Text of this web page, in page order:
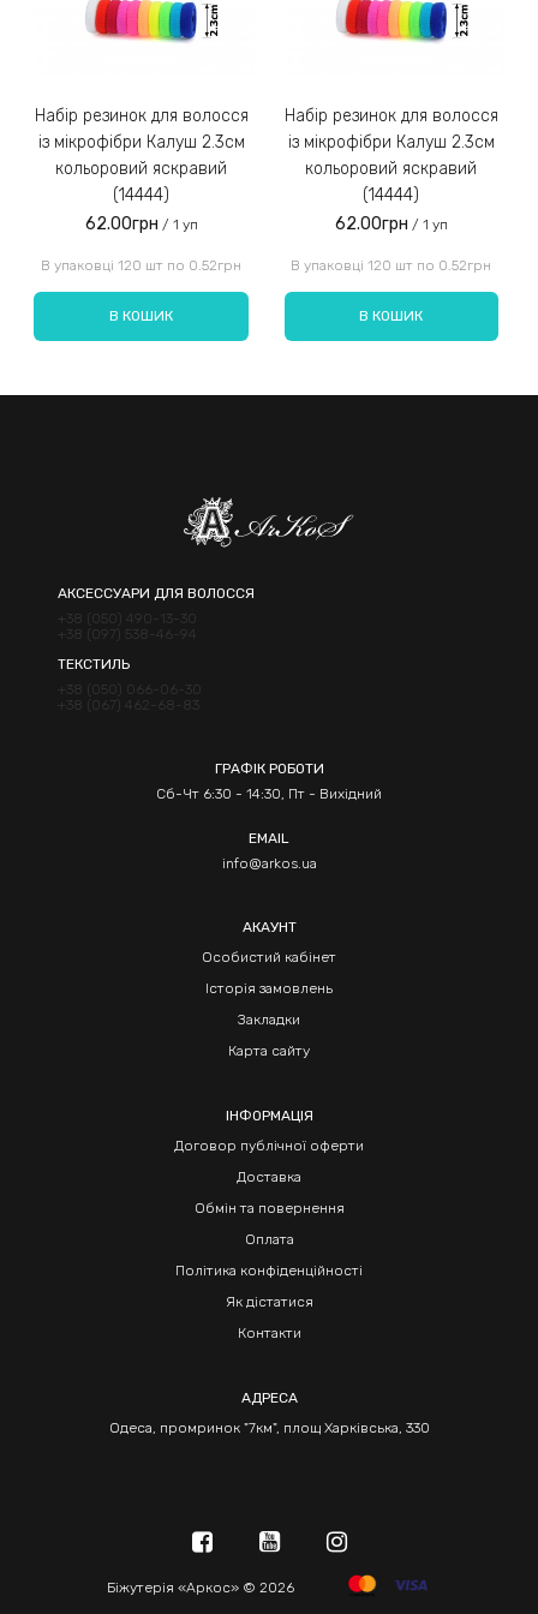
Введіть код, вказаний на зображенні:
Набір резинок для волосся
із мікрофібри Калуш 2.3см
кольоровий яскравий
(14444)
62.00грн / 1 уп
В упаковці 120 шт по 0.52грн
В КОШИК
Набір резинок для волосся
із мікрофібри Калуш 2.3см
кольоровий яскравий
(14444)
62.00грн / 1 уп
В упаковці 120 шт по 0.52грн
В КОШИК
АКСЕССУАРИ ДЛЯ ВОЛОССЯ
+38 (050) 490-13-30
+38 (097) 538-46-94
ТЕКСТИЛЬ
+38 (050) 066-06-30
+38 (067) 462-68-83
ГРАФІК РОБОТИ
Сб-Чт 6:30 - 14:30, Пт - Вихідний
EMAIL
info@arkos.ua
АКАУНТ
Особистий кабінет
Історія замовлень
Закладки
Карта сайту
ІНФОРМАЦІЯ
Договор публічної оферти
Доставка
Обмін та повернення
Оплата
Політика конфіденційності
Як дістатися
Контакти
АДРЕСА
Одеса, промринок "7км", площ Харківська, 330
Біжутерія «Аркос» © 2026